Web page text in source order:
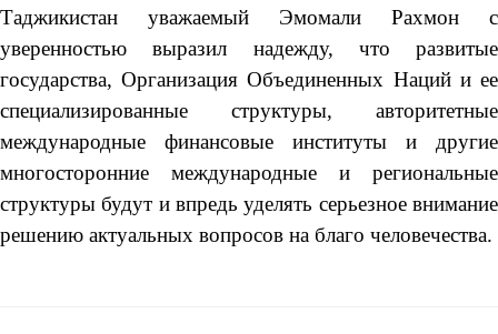
Таджикистан уважаемый Эмомали Рахмон с
уверенностью выразил надежду, что развитые
государства, Организация Объединенных Наций и ее
специализированные структуры, авторитетные
международные финансовые институты и другие
многосторонние международные и региональные
структуры будут и впредь уделять серьезное внимание
решению актуальных вопросов на благо человечества.